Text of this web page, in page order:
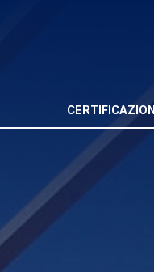
CERTIFICAZIONI